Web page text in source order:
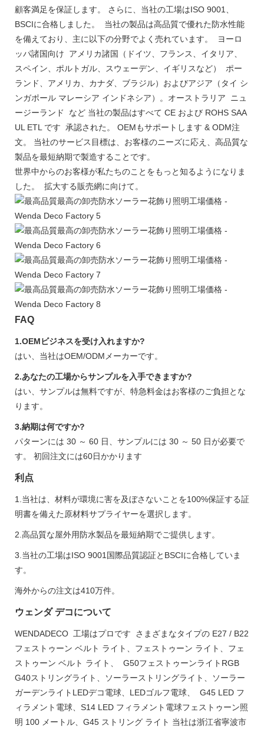
顧客満足を保証します。 さらに、当社の工場はISO 9001、
BSCIに合格しました。 当社の製品は高品質で優れた防水性能
を備えており、主に以下の分野でよく売れています。 ヨーロ
ッパ諸国向け アメリカ諸国（ドイツ、フランス、イタリア、
スペイン、ポルトガル、スウェーデン、イギリスなど） ポー
ランド、アメリカ、カナダ、ブラジル）およびアジア（タイ シ
ンガポール マレーシア インドネシア）。オーストラリア ニュ
ージーランド など 当社の製品はすべて CE および ROHS SAA
UL ETL です 承認された。 OEMもサポートします & ODM注
文。 当社のサービス目標は、お客様のニーズに応え、高品質な
製品を最短納期で製造することです。
世界中からのお客様が私たちのことをもっと知るようになりま
した。 拡大する販売網に向けて。
FAQ
1.OEMビジネスを受け入れますか?
はい、当社はOEM/ODMメーカーです。
2.あなたの工場からサンプルを入手できますか?
はい、サンプルは無料ですが、特急料金はお客様のご負担とな
ります。
3.納期は何ですか?
パターンには 30 ～ 60 日、サンプルには 30 ～ 50 日が必要で
す。 初回注文には60日かかります
利点
1.当社は、材料が環境に害を及ぼさないことを100%保証する証
明書を備えた原材料サプライヤーを選択します。
2.高品質な屋外用防水製品を最短納期でご提供します。
3.当社の工場はISO 9001国際品質認証とBSCIに合格していま
す。
海外からの注文は410万件。
ウェンダ デコについて
WENDADECO 工場はプロです さまざまなタイプの E27 / B22
フェストゥーン ベルト ライト、フェストゥーン ライト、フェ
ストゥーン ベルト ライト、 G50フェストゥーンライトRGB
G40ストリングライト、ソーラーストリングライト、ソーラー
ガーデンライトLEDデコ電球、LEDゴルフ電球、 G45 LED フ
ィラメント電球、S14 LED フィラメント電球フェストゥーン照
明 100 メートル、G45 ストリング ライト 当社は浙江省寧波市